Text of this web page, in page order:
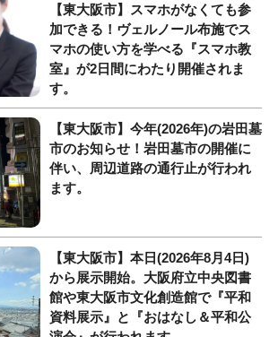
【東大阪市】スマホがなくても参
加できる！ヴェルノール布施でス
マホの使い方を学べる『スマホ教
室』が2日間にわたり開催されま
す。
【東大阪市】今年(2026年)の岩田墓
市のお知らせ！岩田墓市の開催に
伴い、周辺道路の通行止が行われ
ます。
【東大阪市】本日(2026年8月4日)
から展示開始。大阪府立中央図書
館や東大阪市文化創造館で『平和
資料展示』と『おはなし＆平和公